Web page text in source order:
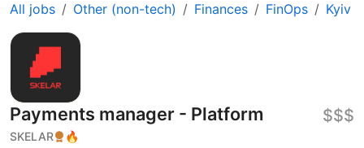
All jobs Other (non-tech) Finances FinOps Kyiv
Payments manager - Platform
SKELAR
🔥
$$$